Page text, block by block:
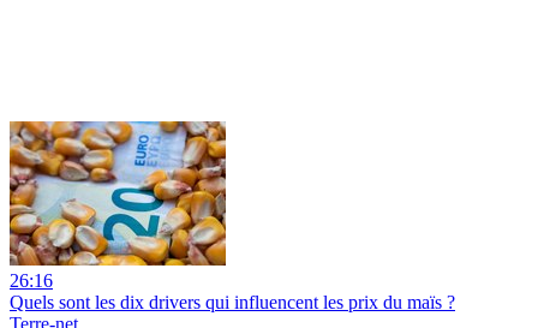
26:16
Quels sont les dix drivers qui influencent les prix du maïs ?